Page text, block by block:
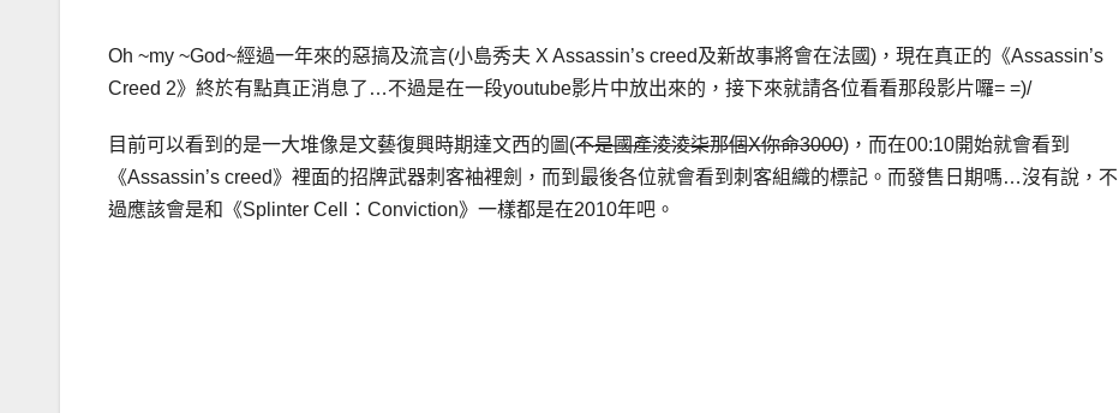
Oh ~my ~God~經過一年來的惡搞及流言(小島秀夫 X Assassin’s creed及新故事將會在法國)，現在真正的《Assassin’s
Creed 2》終於有點真正消息了…不過是在一段youtube影片中放出來的，接下來就請各位看看那段影片囉= =)/
目前可以看到的是一大堆像是文藝復興時期達文西的圖(不是國產淩淩柒那個X你命3000)，而在00:10開始就會看到
《Assassin’s creed》裡面的招牌武器刺客袖裡劍，而到最後各位就會看到刺客組織的標記。而發售日期嗎…沒有說，不
過應該會是和《Splinter Cell：Conviction》一樣都是在2010年吧。